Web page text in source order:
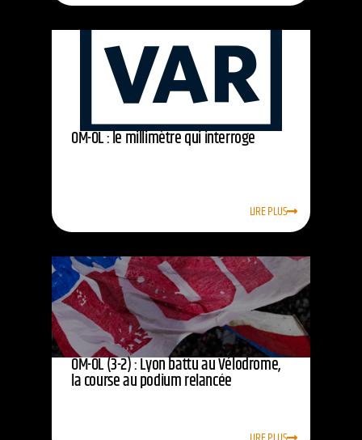
OM-OL : le millimètre qui interroge
LIRE PLUS
OM-OL (3-2) : Lyon battu au Vélodrome,
la course au podium relancée